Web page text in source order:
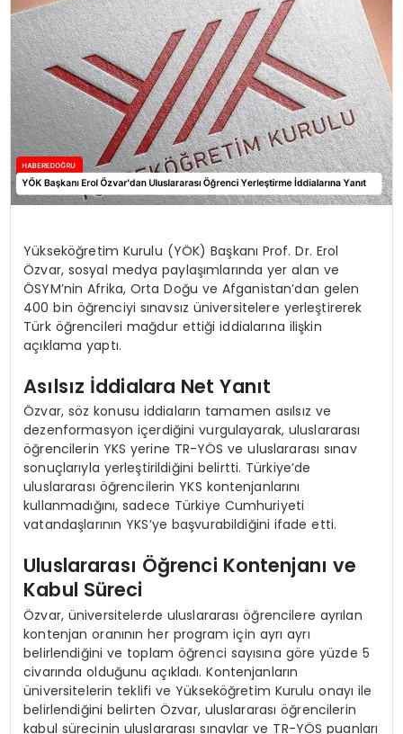
MAGAZİN
SAĞLIK
YAŞAM
Yükseköğretim Kurulu (YÖK) Başkanı Prof. Dr. Erol
Özvar, sosyal medya paylaşımlarında yer alan ve
ÖSYM’nin Afrika, Orta Doğu ve Afganistan’dan gelen
400 bin öğrenciyi sınavsız üniversitelere yerleştirerek
Türk öğrencileri mağdur ettiği iddialarına ilişkin
açıklama yaptı.
Asılsız İddialara Net Yanıt
Özvar, söz konusu iddiaların tamamen asılsız ve
dezenformasyon içerdiğini vurgulayarak, uluslararası
öğrencilerin YKS yerine TR-YÖS ve uluslararası sınav
sonuçlarıyla yerleştirildiğini belirtti. Türkiye’de
uluslararası öğrencilerin YKS kontenjanlarını
kullanmadığını, sadece Türkiye Cumhuriyeti
vatandaşlarının YKS’ye başvurabildiğini ifade etti.
Uluslararası Öğrenci Kontenjanı ve
Kabul Süreci
Özvar, üniversitelerde uluslararası öğrencilere ayrılan
kontenjan oranının her program için ayrı ayrı
belirlendiğini ve toplam öğrenci sayısına göre yüzde 5
civarında olduğunu açıkladı. Kontenjanların
üniversitelerin teklifi ve Yükseköğretim Kurulu onayı ile
belirlendiğini belirten Özvar, uluslararası öğrencilerin
kabul sürecinin uluslararası sınavlar ve TR-YÖS puanları